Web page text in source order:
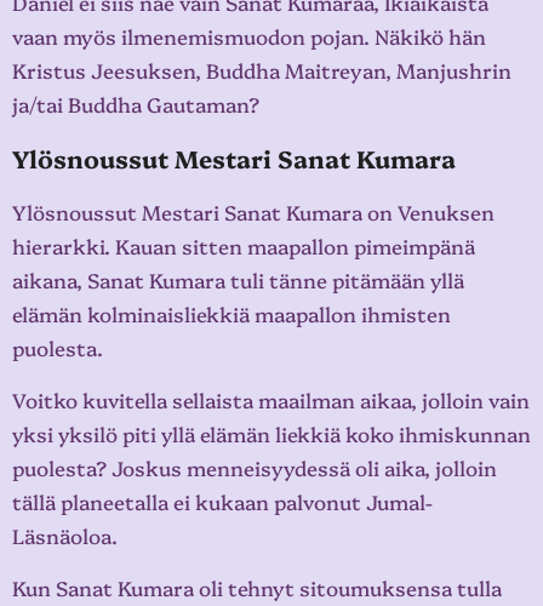
vaan myös ilmenemismuodon pojan. Näkikö hän
Kristus Jeesuksen, Buddha Maitreyan, Manjushrin
ja/tai Buddha Gautaman?
Ylösnoussut Mestari Sanat Kumara
Ylösnoussut Mestari Sanat Kumara on Venuksen
hierarkki. Kauan sitten maapallon pimeimpänä
aikana, Sanat Kumara tuli tänne pitämään yllä
elämän kolminaisliekkiä maapallon ihmisten
puolesta.
Voitko kuvitella sellaista maailman aikaa, jolloin vain
yksi yksilö piti yllä elämän liekkiä koko ihmiskunnan
puolesta? Joskus menneisyydessä oli aika, jolloin
tällä planeetalla ei kukaan palvonut Jumal-
Läsnäoloa.
Kun Sanat Kumara oli tehnyt sitoumuksensa tulla